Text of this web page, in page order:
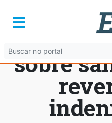
AR de
sobre